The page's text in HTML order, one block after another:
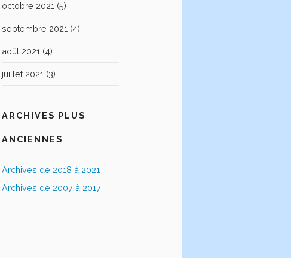
octobre 2021 (5)
septembre 2021 (4)
août 2021 (4)
juillet 2021 (3)
ARCHIVES PLUS
ANCIENNES
Archives de 2018 à 2021
Archives de 2007 à 2017